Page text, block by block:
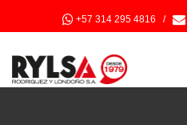
+57 314 295 4816 /